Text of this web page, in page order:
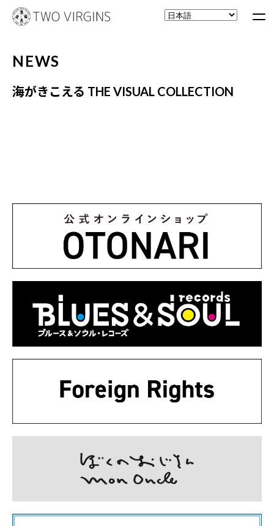
NEWS
海がきこえる THE VISUAL COLLECTION